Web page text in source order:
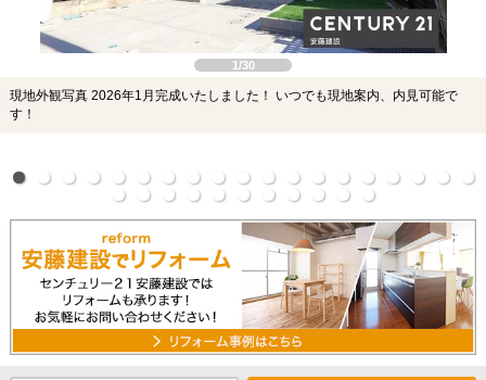
1/30
現地外観写真 2026年1月完成いたしました！ いつでも現地案内、内見可能で
す！